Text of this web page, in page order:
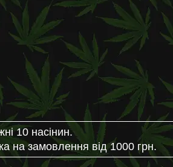
10 насінин.
на замовлення від 1000 грн.